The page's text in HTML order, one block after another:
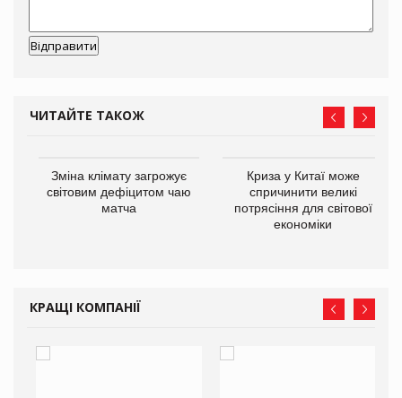
ЧИТАЙТЕ ТАКОЖ
Зміна клімату загрожує
світовим дефіцитом чаю
матча
Криза у Китаї може
спричинити великі
потрясіння для світової
економіки
КРАЩІ КОМПАНІЇ